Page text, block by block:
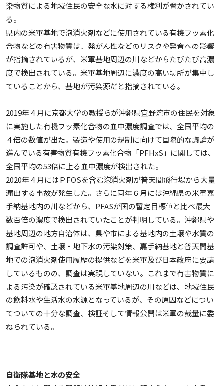
染物質による地域住民の安全な水に対する権利が脅かされてい
る。
県内の米軍基地で泡消火剤などに使用されている有機フッ素化
合物などの有害物質は、発がん性などのリスクや発育への影響
が指摘されているが、米軍基地周辺の川などからたびたび高濃
度で検出されている。米軍基地周辺に濃度の高い場所が集中し
ていることから、基地が汚染源だと指摘されている。
2019年４月に京都大学の教授らが沖縄県宜野湾市の住民を対象
に実施した有機フッ素化合物の血中濃度調査では、全国平均の
４倍の数値が出た。製造や使用の規制に向けて国際的な議論が
進んでいる有害物質有機フッ素化合物「PFHxS」に関しては、
全国平均の53倍に上る血中濃度が検出された。
2020年４月にはＰFOSを含む泡消火剤が普天間飛行場から大量
漏出する事故が発生した。さらに同年６月には沖縄県の米軍嘉
手納基地内の川などから、PFASが国の暫定目標値と比べ最大
数百倍の濃度で検出されていたことが判明している。沖縄県や
基地周辺の地方自治体は、県や市による基地内の土壌や水質の
調査許可や、土壌・地下水の汚染対策、嘉手納基地と普天間基
地での泡消火剤使用履歴の提供などを米軍及び日本政府に要請
しているものの、調査は実現していない。これまで有害物質に
よる汚染が確認されている米軍基地周辺の川などは、地域住民
の飲料水や生活水の水源となっているが、その原因などについ
てついての十分な調査、検証そして情報公開は米軍の裁量に委
ねられている。
自衛隊基地と水の安全